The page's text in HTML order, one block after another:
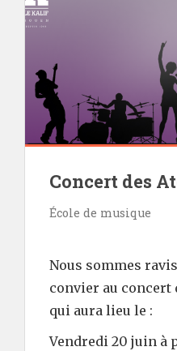
Concert des
École de musique
Nous sommes
convier au concert
qui aura lieu le :
Vendredi 20 juin à